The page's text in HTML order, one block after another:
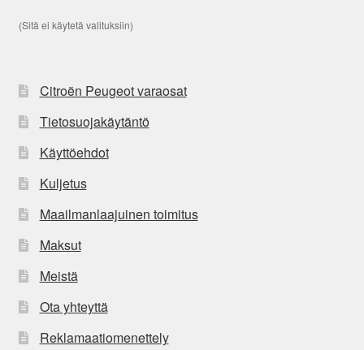
(Sitä ei käytetä valituksiin)
Citroën Peugeot varaosat
Tietosuojakäytäntö
Käyttöehdot
Kuljetus
Maailmanlaajuinen toimitus
Maksut
Meistä
Ota yhteyttä
Reklamaatiomenettely